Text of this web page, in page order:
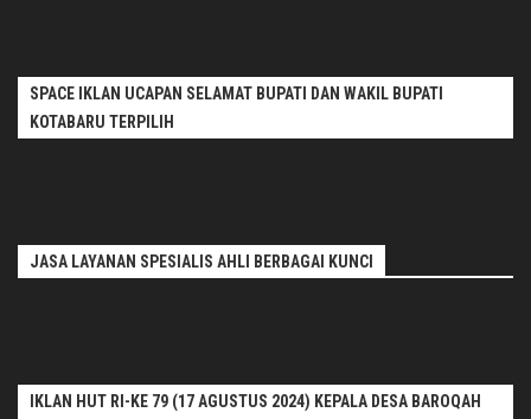
SPACE IKLAN UCAPAN SELAMAT BUPATI DAN WAKIL BUPATI
KOTABARU TERPILIH
JASA LAYANAN SPESIALIS AHLI BERBAGAI KUNCI
IKLAN HUT RI-KE 79 (17 AGUSTUS 2024) KEPALA DESA BAROQAH